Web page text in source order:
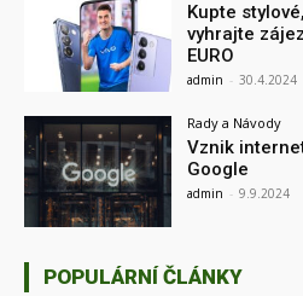
Kupte
vyhrajte
EURO
admin - 30.4.2024
Rady a Návody
Vznik
Google
admin - 9.9.2024
POPULÁRNÍ ČLÁNKY